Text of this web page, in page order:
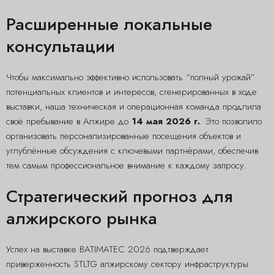
Расширенные локальные
консультации
Чтобы максимально эффективно использовать “полный урожай”
потенциальных клиентов и интересов, сгенерированных в ходе
выставки, наша техническая и операционная команда продлила
своё пребывание в Алжире до 14 мая 2026 г.. Это позволило
организовать персонализированные посещения объектов и
углублённые обсуждения с ключевыми партнёрами, обеспечив
тем самым профессиональное внимание к каждому запросу.
Стратегический прогноз для
алжирского рынка
Успех на выставке BATIMATEC 2026 подтверждает
приверженность STLTG алжирскому сектору инфраструктуры.